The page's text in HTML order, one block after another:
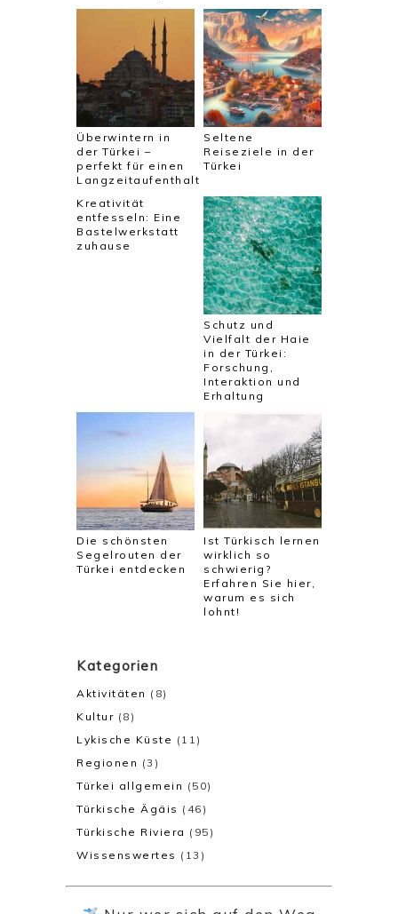
Überwintern in
der Türkei –
perfekt für einen
Langzeitaufenthalt
Seltene
Reiseziele in der
Türkei
Kreativität
entfesseln: Eine
Bastelwerkstatt
zuhause
Schutz und
Vielfalt der Haie
in der Türkei:
Forschung,
Interaktion und
Erhaltung
Die schönsten
Segelrouten der
Türkei entdecken
Ist Türkisch lernen
wirklich so
schwierig?
Erfahren Sie hier,
warum es sich
lohnt!
Kategorien
Aktivitäten (8)
Kultur (8)
Lykische Küste (11)
Regionen (3)
Türkei allgemein (50)
Türkische Ägäis (46)
Türkische Riviera (95)
Wissenswertes (13)